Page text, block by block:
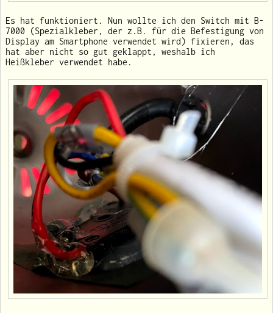
Es hat funktioniert. Nun wollte ich den Switch mit B-
7000 (Spezialkleber, der z.B. für die Befestigung von
Display am Smartphone verwendet wird) fixieren, das
hat aber nicht so gut geklappt, weshalb ich
Heißkleber verwendet habe.